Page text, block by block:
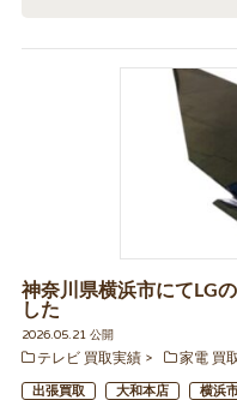
神奈川県横浜市にてLG
した
2026.05.21 公開
テレビ 買取実績
家電 買
出張買取 大和本店 横浜